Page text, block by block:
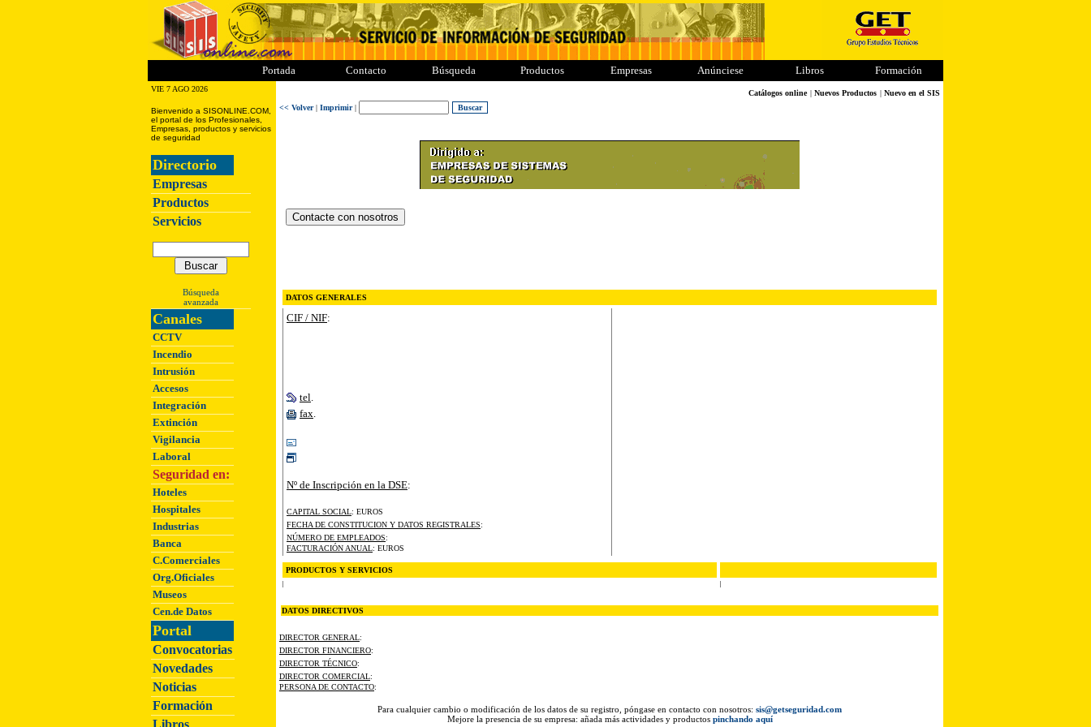
Portada Contacto Búsqueda Productos Empresas Anúnciese Libros Formación
VIE 7 AGO 2026
Bienvenido a SISONLINE.COM,
el portal de los Profesionales,
Empresas, productos y servicios
de seguridad
Directorio
Empresas
Productos
Servicios
Búsqueda
avanzada
Canales
CCTV
Incendio
Intrusión
Accesos
Integración
Extinción
Vigilancia
Laboral
Seguridad en:
Hoteles
Hospitales
Industrias
Banca
C.Comerciales
Org.Oficiales
Museos
Cen.de Datos
Portal
Convocatorias
Novedades
Noticias
Formación
Libros
Catálogos online | Nuevos Productos | Nuevo en el SIS
<< Volver| Imprimir|
DATOS GENERALES
CIF / NIF:
tel.
fax.
Nº de Inscripción en la DSE:
CAPITAL SOCIAL: EUROS
FECHA DE CONSTITUCION Y DATOS REGISTRALES:
NÚMERO DE EMPLEADOS:
FACTURACIÓN ANUAL: EUROS
PRODUCTOS Y SERVICIOS
DATOS DIRECTIVOS
DIRECTOR GENERAL:
DIRECTOR FINANCIERO:
DIRECTOR TÉCNICO:
DIRECTOR COMERCIAL:
PERSONA DE CONTACTO:
Para cualquier cambio o modificación de los datos de su registro, póngase en contacto con nosotros: sis@getseguridad.com
Mejore la presencia de su empresa: añada más actividades y productos pinchando aquí